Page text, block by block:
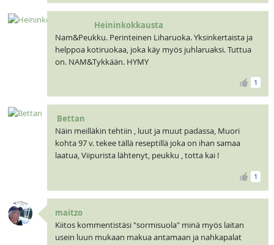
Heininkokkausta
Nam&Peukku. Perinteinen Liharuoka. Yksinkertaista ja
helppoa kotiruokaa, joka käy myös juhlaruaksi. Tuttua
on. NAM&Tykkään. HYMY
1
Bettan
Näin meilläkin tehtiin , luut ja muut padassa, Muori
kohta 97 v. tekee tällä reseptillä joka on ihan samaa
laatua, Viipurista lähtenyt, peukku , totta kai !
1
maitzo
Kiitos kommentistäsi "sormisuola" minä myös laitan
usein luun mukaan makua antamaan ja nahkapalat